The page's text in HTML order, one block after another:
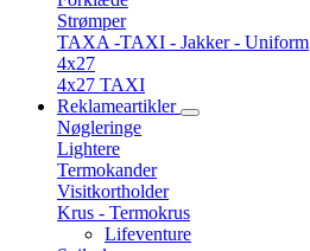
Strømper
TAXA -TAXI - Jakker - Uniform
4x27
4x27 TAXI
Reklameartikler
Nøgleringe
Lightere
Termokander
Visitkortholder
Krus - Termokrus
Lifeventure